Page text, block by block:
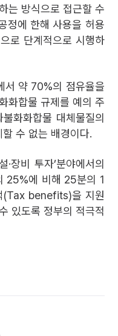
는 방식으로 접근할 수
정에 한해 사용을 허용
로 단계적으로 시행하
서 약 70%의 점유율을
화합물 규제를 예의 주
화화합물 대체물질의
수 없는 배경이다.
장비 투자’분야에서의
25%에 비해 25분의 1
(Tax benefits)을 지원
있도록 정부의 적극적